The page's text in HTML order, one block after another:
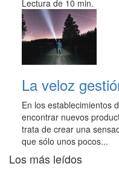
Lectura de 10 min.
La veloz
En los establecimientos
encontrar nuevos
trata de crear una
que sólo unos pocos...
Los más leídos